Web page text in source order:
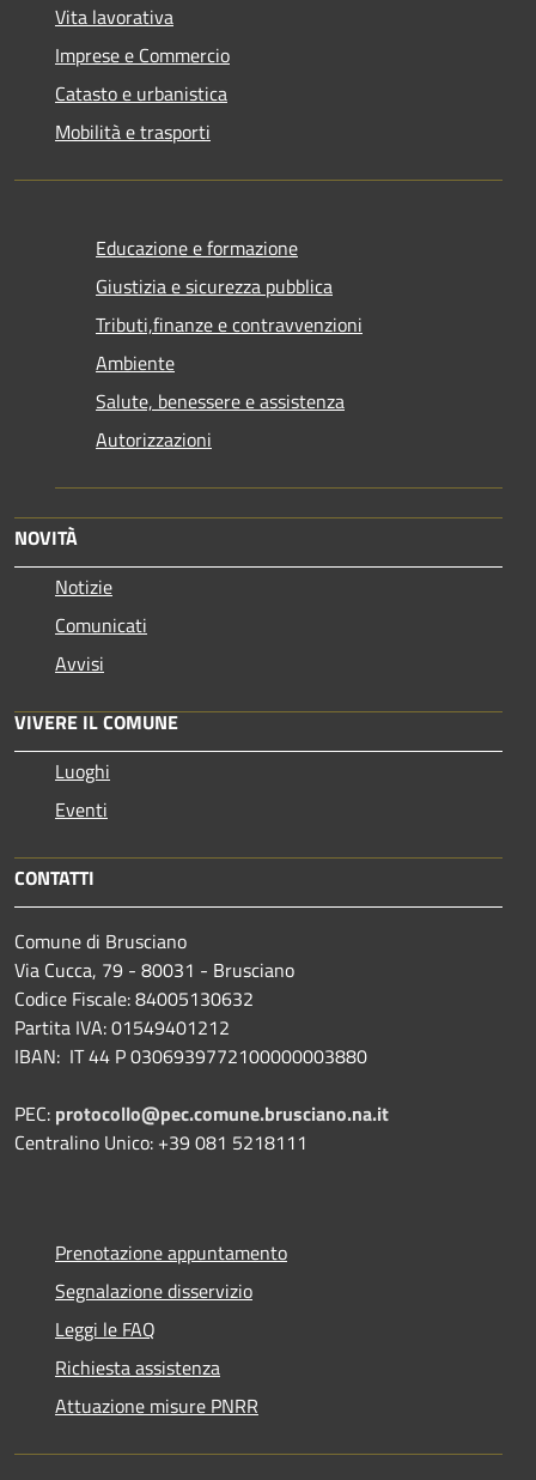
Vita lavorativa
Imprese e Commercio
Catasto e urbanistica
Mobilità e trasporti
Educazione e formazione
Giustizia e sicurezza pubblica
Tributi,finanze e contravvenzioni
Ambiente
Salute, benessere e assistenza
Autorizzazioni
NOVITÀ
Notizie
Comunicati
Avvisi
VIVERE IL COMUNE
Luoghi
Eventi
CONTATTI
Comune di Brusciano
Via Cucca, 79 - 80031 - Brusciano
Codice Fiscale: 84005130632
Partita IVA: 01549401212
IBAN: IT 44 P 0306939772100000003880
PEC: protocollo@pec.comune.brusciano.na.it
Centralino Unico: +39 081 5218111
Prenotazione appuntamento
Segnalazione disservizio
Leggi le FAQ
Richiesta assistenza
Attuazione misure PNRR